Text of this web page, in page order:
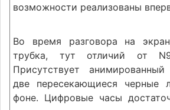
возможности реализованы
Во время разговора на
трубка, тут отличий от
Присутствует
две пересекающиеся черные
фоне. Цифровые часы